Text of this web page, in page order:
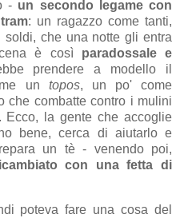
- un secondo legame con
: un ragazzo come tanti,
che una notte gli entra
è così paradossale e
prendere a modello il
un topos, un po' come
che combatte contro i mulini
la gente che accoglie
bene, cerca di aiutarlo e
un tè - venendo poi,
con una fetta di
poteva fare una cosa del